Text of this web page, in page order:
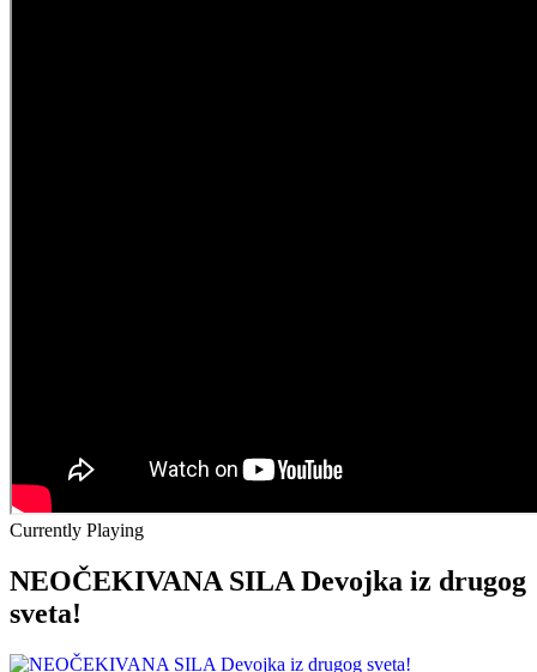
Currently Playing
NEOČEKIVANA SILA Devojka iz drugog
sveta!